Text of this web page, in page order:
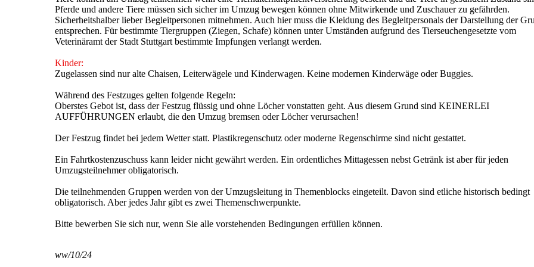
Pferde und andere Tiere müssen sich sicher im Umzug bewegen können ohne Mitwirkende und Zuschauer zu gefährden.
Sicherheitshalber lieber Begleitpersonen mitnehmen. Auch hier muss die Kleidung des Begleitpersonals der Darstellung der
entsprechen. Für bestimmte Tiergruppen (Ziegen, Schafe) können unter Umständen aufgrund des Tierseuchengesetzte vom
Veterinäramt der Stadt Stuttgart bestimmte Impfungen verlangt werden.
Kinder:
Zugelassen sind nur alte Chaisen, Leiterwägele und Kinderwagen. Keine modernen Kinderwäge oder Buggies.
Während des Festzuges gelten folgende Regeln:
Oberstes Gebot ist, dass der Festzug flüssig und ohne Löcher vonstatten geht. Aus diesem Grund sind KEINERLEI
AUFFÜHRUNGEN erlaubt, die den Umzug bremsen oder Löcher verursachen!
Der Festzug findet bei jedem Wetter statt. Plastikregenschutz oder moderne Regenschirme sind nicht gestattet.
Ein Fahrtkostenzuschuss kann leider nicht gewährt werden. Ein ordentliches Mittagessen nebst Getränk ist aber für jeden
Umzugsteilnehmer obligatorisch.
Die teilnehmenden Gruppen werden von der Umzugsleitung in Themenblocks eingeteilt. Davon sind etliche historisch bedingt
obligatorisch. Aber jedes Jahr gibt es zwei Themenschwerpunkte.
Bitte bewerben Sie sich nur, wenn Sie alle vorstehenden Bedingungen erfüllen können.
ww/10/24